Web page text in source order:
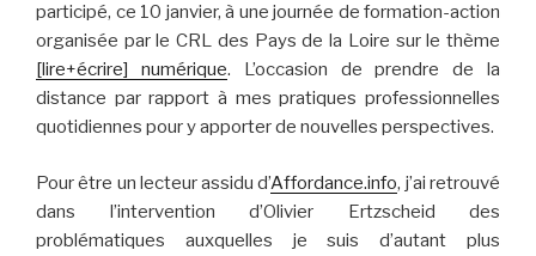
participé, ce 10 janvier, à une journée de formation-action
organisée par le CRL des Pays de la Loire sur le thème
[lire+écrire] numérique. L’occasion de prendre de la
distance par rapport à mes pratiques professionnelles
quotidiennes pour y apporter de nouvelles perspectives.
Pour être un lecteur assidu d’Affordance.info, j’ai retrouvé
dans l’intervention d’Olivier Ertzscheid des
problématiques auxquelles je suis d’autant plus